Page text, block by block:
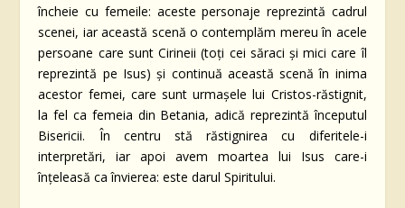
încheie cu femeile: aceste personaje reprezintă cadrul
scenei, iar această scenă o contemplăm mereu în acele
persoane care sunt Cirineii (toți cei săraci și mici care îl
reprezintă pe Isus) și continuă această scenă în inima
acestor femei, care sunt urmașele lui Cristos-răstignit,
la fel ca femeia din Betania, adică reprezintă începutul
Bisericii. În centru stă răstignirea cu diferitele-i
interpretări, iar apoi avem moartea lui Isus care-i
înțeleasă ca învierea: este darul Spiritului.